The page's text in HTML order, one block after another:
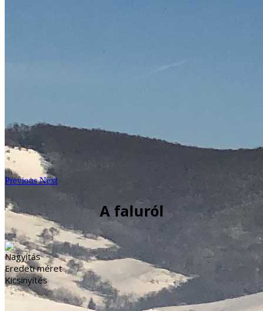
Previous Next
A faluról
Nagyítás
Eredeti méret
Kicsinyítés